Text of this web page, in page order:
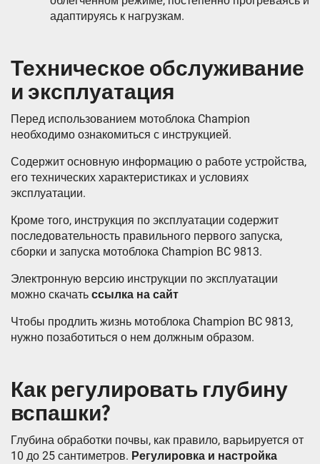
адаптируясь к нагрузкам.
Техническое обслуживание
и эксплуатация
Перед использованием мотоблока Champion
необходимо ознакомиться с инструкцией.
Содержит основную информацию о работе устройства,
его технических характеристиках и условиях
эксплуатации.
Кроме того, инструкция по эксплуатации содержит
последовательность правильного первого запуска,
сборки и запуска мотоблока Champion BC 9813.
Электронную версию инструкции по эксплуатации
можно скачать ссылка на сайт
Чтобы продлить жизнь мотоблока Champion BC 9813,
нужно позаботиться о нем должным образом.
Как регулировать глубину
вспашки?
Глубина обработки почвы, как правило, варьируется от
10 до 25 сантиметров. Регулировка и настройка